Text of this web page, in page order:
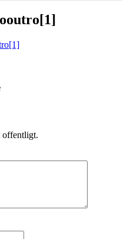
offentligt.